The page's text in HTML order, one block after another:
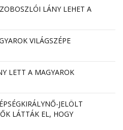
LÁNY LEHET A
VILÁGSZÉPE
LETT A MAGYAROK
JELÖLT
LÁTTÁK EL, HOGY